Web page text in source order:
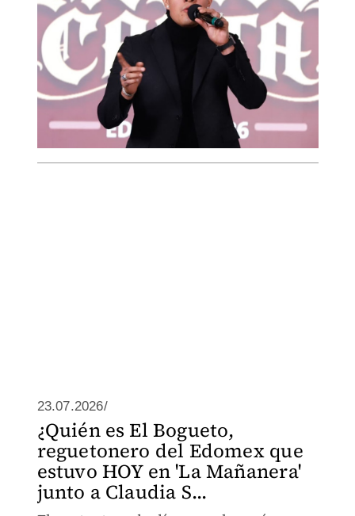
23.07.2026/
¿Quién es El Bogueto,
reguetonero del Edomex que
estuvo HOY en 'La Mañanera'
junto a Claudia S...